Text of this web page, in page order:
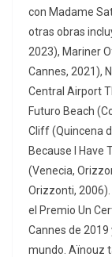
con Madame
otras obras
2023), Mariner
Cannes, 2021),
Central Airport
Futuro Beach
Cliff (Quincena
Because I Have
(Venecia,
Orizzonti,
el Premio Un
Cannes de 2019
mundo. Aïnouz